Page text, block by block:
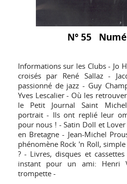
N° 55
Informations sur les Clubs - Jo
croisés par René Sallaz -
passionné de jazz - Guy
Yves Lescalier - Où les
le Petit Journal Saint
portrait - Ils ont replié leur
pour nous ! - Satin Doll et
en Bretagne - Jean-Michel
phénomène Rock 'n Roll,
? - Livres, disques et
instant pour un ami: Henri
trompette -